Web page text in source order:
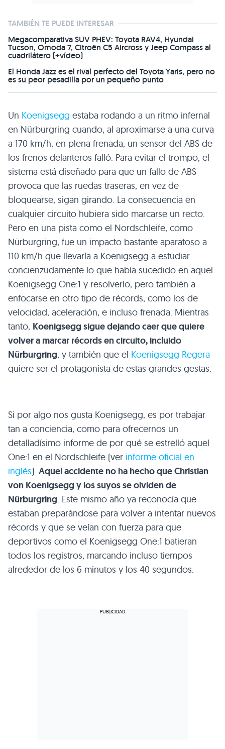
TAMBIÉN TE PUEDE INTERESAR
Megacomparativa SUV PHEV: Toyota RAV4, Hyundai
Tucson, Omoda 7, Citroën C5 Aircross y Jeep Compass al
cuadrilátero (+vídeo)
El Honda Jazz es el rival perfecto del Toyota Yaris, pero no
es su peor pesadilla por un pequeño punto
Un Koenigsegg estaba rodando a un ritmo infernal
en Nürburgring cuando, al aproximarse a una curva
a 170 km/h, en plena frenada, un sensor del ABS de
los frenos delanteros falló. Para evitar el trompo, el
sistema está diseñado para que un fallo de ABS
provoca que las ruedas traseras, en vez de
bloquearse, sigan girando. La consecuencia en
cualquier circuito hubiera sido marcarse un recto.
Pero en una pista como el Nordschleife, como
Nürburgring, fue un impacto bastante aparatoso a
110 km/h que llevaría a Koenigsegg a estudiar
concienzudamente lo que había sucedido en aquel
Koenigsegg One:1 y resolverlo, pero también a
enfocarse en otro tipo de récords, como los de
velocidad, aceleración, e incluso frenada. Mientras
tanto, Koenigsegg sigue dejando caer que quiere
volver a marcar récords en circuito, incluido
Nürburgring, y también que el Koenigsegg Regera
quiere ser el protagonista de estas grandes gestas.
Si por algo nos gusta Koenigsegg, es por trabajar
tan a conciencia, como para ofrecernos un
detalladísimo informe de por qué se estrelló aquel
One:1 en el Nordschleife (ver informe oficial en
inglés). Aquel accidente no ha hecho que Christian
von Koenigsegg y los suyos se olviden de
Nürburgring. Este mismo año ya reconocía que
estaban preparándose para volver a intentar nuevos
récords y que se veían con fuerza para que
deportivos como el Koenigsegg One:1 batieran
todos los registros, marcando incluso tiempos
alrededor de los 6 minutos y los 40 segundos.